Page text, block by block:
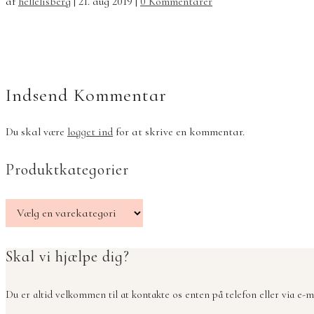
Indsend Kommentar
Du skal være logget ind for at skrive en kommentar.
Produktkategorier
Skal vi hjælpe dig?
Du er altid velkommen til at kontakte os enten på telefon eller via e-